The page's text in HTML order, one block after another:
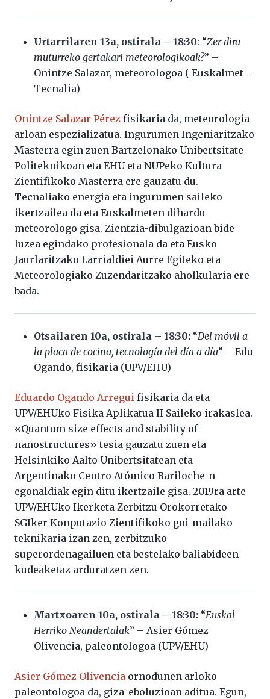
Urtarrilaren 13a, ostirala – 18:30: “Zer dira
muturreko gertakari meteorologikoak?” –
Onintze Salazar, meteorologoa ( Euskalmet –
Tecnalia)
Onintze Salazar Pérez fisikaria da, meteorologia
arloan espezializatua. Ingurumen Ingeniaritzako
Masterra egin zuen Bartzelonako Unibertsitate
Politeknikoan eta EHU eta NUPeko Kultura
Zientifikoko Masterra ere gauzatu du.
Tecnaliako energia eta ingurumen saileko
ikertzailea da eta Euskalmeten dihardu
meteorologo gisa. Zientzia-dibulgazioan bide
luzea egindako profesionala da eta Eusko
Jaurlaritzako Larrialdiei Aurre Egiteko eta
Meteorologiako Zuzendaritzako aholkularia ere
bada.
Otsailaren 10a, ostirala – 18:30: “Del móvil a
la placa de cocina, tecnología del día a día” – Edu
Ogando, fisikaria (UPV/EHU)
Eduardo Ogando Arregui fisikaria da eta
UPV/EHUko Fisika Aplikatua II Saileko irakaslea.
«Quantum size effects and stability of
nanostructures» tesia gauzatu zuen eta
Helsinkiko Aalto Unibertsitatean eta
Argentinako Centro Atómico Bariloche-n
egonaldiak egin ditu ikertzaile gisa. 2019ra arte
UPV/EHUko Ikerketa Zerbitzu Orokorretako
SGIker Konputazio Zientifikoko goi-mailako
teknikaria izan zen, zerbitzuko
superordenagailuen eta bestelako baliabideen
kudeaketaz arduratzen zen.
Martxoaren 10a, ostirala – 18:30: “Euskal
Herriko Neandertalak” – Asier Gómez
Olivencia, paleontologoa (UPV/EHU)
Asier Gómez Olivencia ornodunen arloko
paleontologoa da, giza-eboluzioan aditua. Egun,